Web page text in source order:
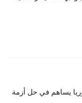
يساهم في حل أزمة